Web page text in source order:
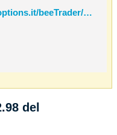
http://www.playoptions.it/beeTrader/OverSpread.pdf
del